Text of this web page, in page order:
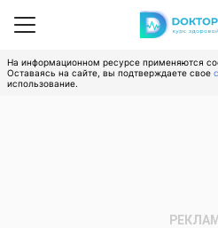
На информационном ресурсе применяются
Оставаясь на сайте, вы подтверждаете свое
использование.